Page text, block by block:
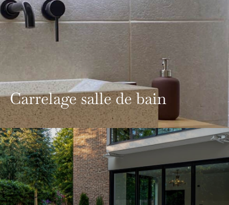
Carrelage salle de bain